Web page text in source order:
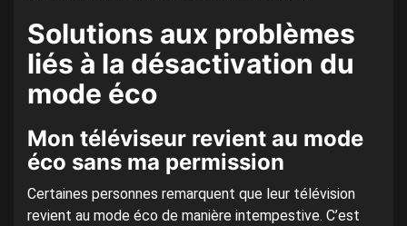
Solutions aux problèmes
liés à la désactivation du
mode éco
Mon téléviseur revient au mode
éco sans ma permission
Certaines personnes remarquent que leur télévision
revient au mode éco de manière intempestive. C’est